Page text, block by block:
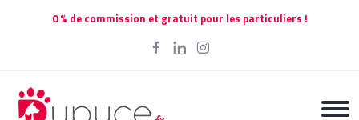
0 % de commission et gratuit pour les particuliers !